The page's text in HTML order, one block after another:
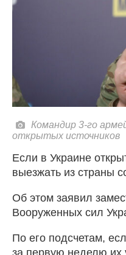
Командир 3-го
открытых источников
Если в Украине
выезжать из страны
Об этом заявил
Вооруженных сил
По его подсчетам,
за первую неделю их